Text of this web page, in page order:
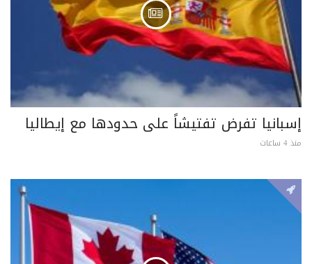
إسبانيا تفرض تفتيشاً على حدودها مع إيطاليا
منذ 4 ساعات